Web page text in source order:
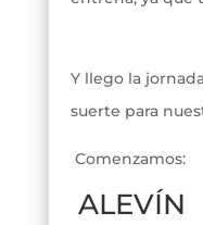
Y llego la
suerte para
Comenzamos:
ALEVÍN